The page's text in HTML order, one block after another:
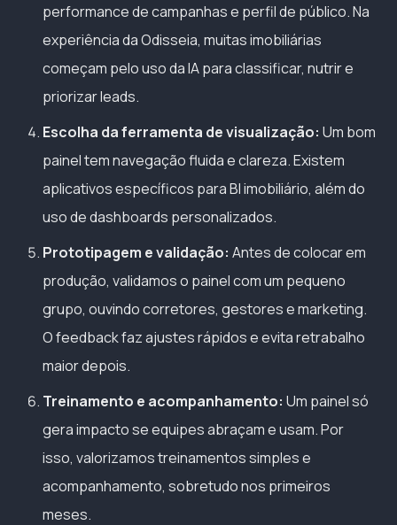
performance de campanhas e perfil de público. Na
experiência da Odisseia, muitas imobiliárias
começam pelo uso da IA para classificar, nutrir e
priorizar leads.
Escolha da ferramenta de visualização: Um bom
painel tem navegação fluida e clareza. Existem
aplicativos específicos para BI imobiliário, além do
uso de dashboards personalizados.
Prototipagem e validação: Antes de colocar em
produção, validamos o painel com um pequeno
grupo, ouvindo corretores, gestores e marketing.
O feedback faz ajustes rápidos e evita retrabalho
maior depois.
Treinamento e acompanhamento: Um painel só
gera impacto se equipes abraçam e usam. Por
isso, valorizamos treinamentos simples e
acompanhamento, sobretudo nos primeiros
meses.